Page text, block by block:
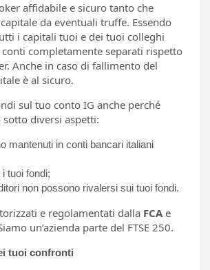
affidabile e sicuro tanto che
da eventuali truffe. Essendo
i capitali tuoi e dei tuoi colleghi
completamente separati rispetto
Anche in caso di fallimento del
è al sicuro.
sul tuo conto IG anche perché
diversi aspetti:
mantenuti in conti bancari italiani
tuoi fondi;
non possono rivalersi sui tuoi fondi.
e regolamentati dalla FCAe
un’azienda parte del FTSE 250.
tuoi confronti